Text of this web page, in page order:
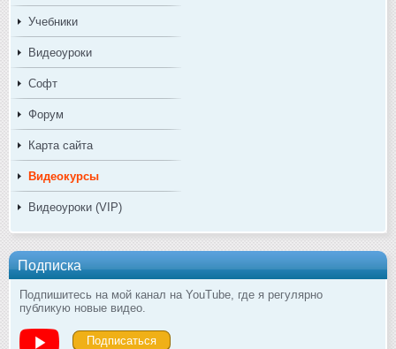
Учебники
Видеоуроки
Софт
Форум
Карта сайта
Видеокурсы
Видеоуроки (VIP)
Подписка
Подпишитесь на мой канал на YouTube, где я регулярно
публикую новые видео.
Подписаться